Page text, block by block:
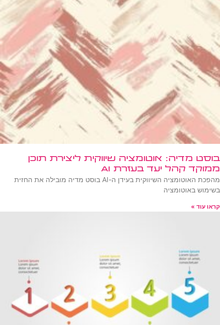
בוסט מדיה: אוטומציה שיווקית ליצירת תוכן
ממוקד קהל יעד בעזרת AI
מהפכת האוטומציה השיווקית בעידן ה-AI בוסט מדיה מובילה את החזית
בשימוש באוטומציה
קראו עוד »